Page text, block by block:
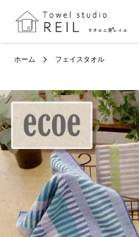
ホーム フェイスタオル